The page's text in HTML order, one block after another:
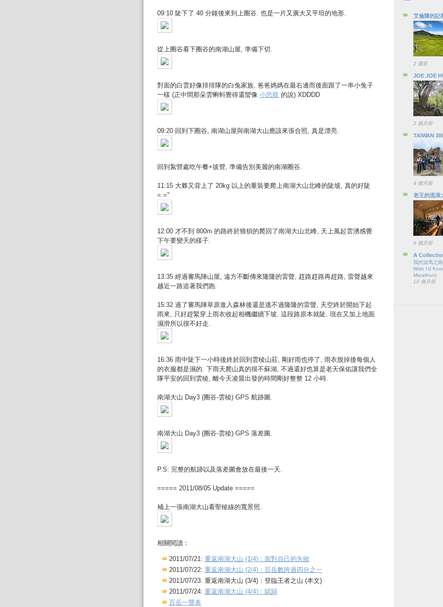
09:10 陡下了 40 分鐘後來到上圈谷. 也是一片又廣大又平坦的地形.
從上圈谷看下圈谷的南湖山屋, 準備下切.
對面的白雲好像排排隊的白兔家族, 爸爸媽媽在最右邊而後面跟了一串小兔子
一樣 (正中間那朵雲蝌蚪覺得還蠻像 小恐龍 的說) XDDDD
09:20 回到下圈谷, 南湖山屋與南湖大山應該來張合照, 真是漂亮.
回到紮營處吃午餐+拔營, 準備告別美麗的南湖圈谷.
11:15 大夥又背上了 20kg 以上的重裝要爬上南湖大山北峰的陡坡, 真的好陡
=.="
12:00 才不到 800m 的路終於狼狽的爬回了南湖大山北峰, 天上風起雲湧感覺
下午要變天的樣子.
13:35 經過審馬陣山屋, 遠方不斷傳來隆隆的雷聲, 趕路趕路再趕路, 雷聲越來
越近一路追著我們跑.
15:32 過了審馬陣草原進入森林後還是逃不過隆隆的雷聲, 天空終於開始下起
雨來, 只好趕緊穿上雨衣收起相機繼續下坡. 這段路原本就陡, 現在又加上地面
濕滑所以很不好走.
16:36 雨中陡下一小時後終於回到雲稜山莊, 剛好雨也停了, 雨衣脫掉後每個人
的衣服都是濕的. 下雨天爬山真的很不蘇湖, 不過還好也算是老天保佑讓我們全
隊平安的回到雲稜, 離今天凌晨出發的時間剛好整整 12 小時.
南湖大山 Day3 (圈谷-雲稜) GPS 航跡圖.
南湖大山 Day3 (圈谷-雲稜) GPS 落差圖.
P.S: 完整的航跡以及落差圖會放在最後一天.
===== 2011/08/05 Update =====
補上一張南湖大山看聖稜線的寬景照.
相關閱讀：
2011/07/21: 重返南湖大山 (1/4)：面對自己的失敗
2011/07/22: 重返南湖大山 (2/4)：百岳數跨過四分之一
2011/07/23: 重返南湖大山 (3/4)：登臨王者之山 (本文)
2011/07/24: 重返南湖大山 (4/4)：賦歸
百岳一覽表
艾倫陳的記
2 週前
JOE JOE
2 個月前
TAIWAN
4 個月前
老王的流浪
9 個月前
A
我的波馬之
Wish I’d
Marathon)
10 個月前